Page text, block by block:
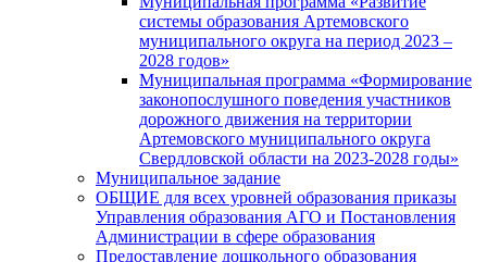
системы образования Артемовского
муниципального округа на период 2023 –
2028 годов»
Муниципальная программа «Формирование
законопослушного поведения участников
дорожного движения на территории
Артемовского муниципального округа
Свердловской области на 2023-2028 годы»
Муниципальное задание
ОБЩИЕ для всех уровней образования приказы
Управления образования АГО и Постановления
Администрации в сфере образования
Предоставление дошкольного образования